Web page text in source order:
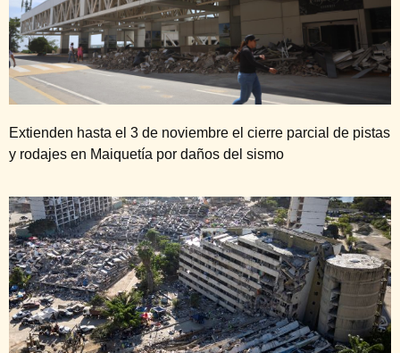
Extienden hasta el 3 de noviembre el cierre parcial de pistas
y rodajes en Maiquetía por daños del sismo